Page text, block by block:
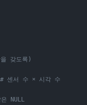
갖도록)
# 센서 수 × 시각 수
NULL